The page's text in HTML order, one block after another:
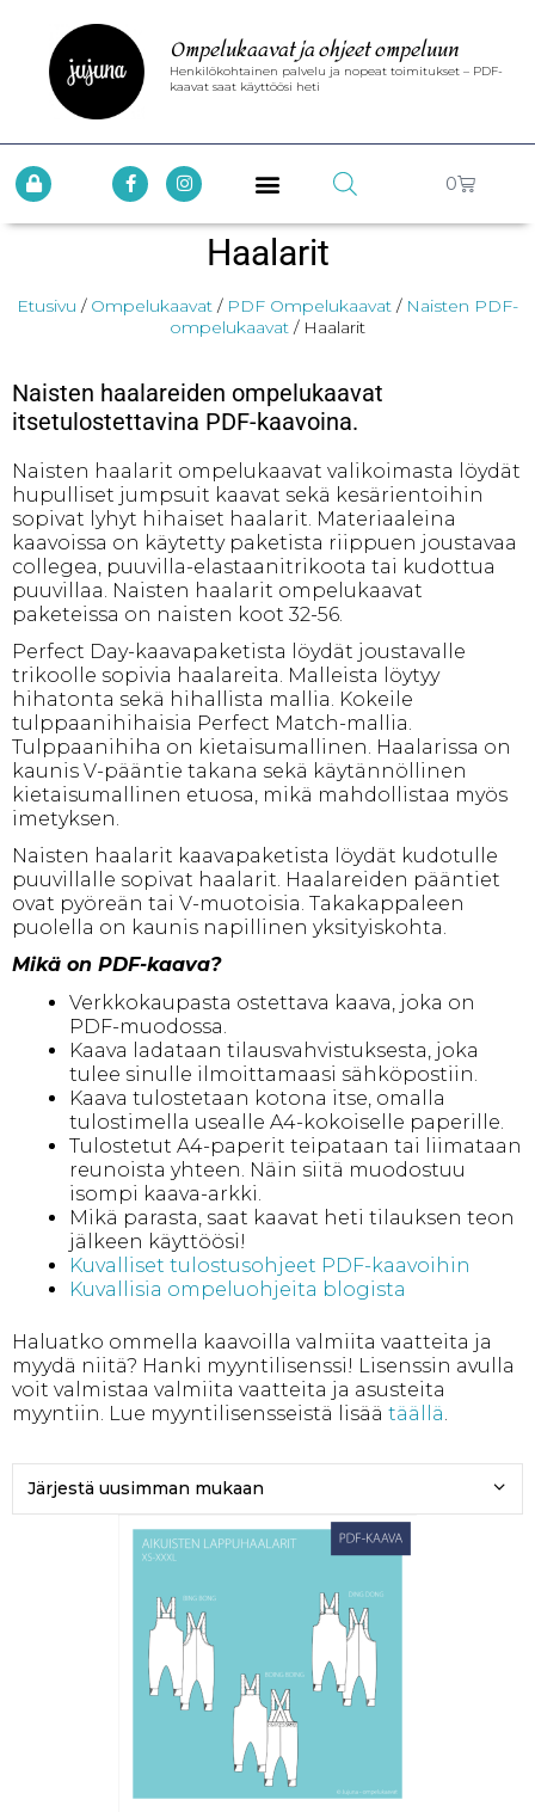
Ompelukaavat ja ohjeet ompeluun
Henkilökohtainen palvelu ja nopeat toimitukset – PDF-
kaavat saat käyttöösi heti
0
Haalarit
Etusivu / Ompelukaavat / PDF Ompelukaavat / Naisten PDF-
ompelukaavat / Haalarit
Naisten haalareiden ompelukaavat
itsetulostettavina PDF-kaavoina.
Naisten haalarit ompelukaavat valikoimasta löydät
hupulliset jumpsuit kaavat sekä kesärientoihin
sopivat lyhyt hihaiset haalarit. Materiaaleina
kaavoissa on käytetty paketista riippuen joustavaa
collegea, puuvilla-elastaanitrikoota tai kudottua
puuvillaa. Naisten haalarit ompelukaavat
paketeissa on naisten koot 32-56.
Perfect Day-kaavapaketista löydät joustavalle
trikoolle sopivia haalareita. Malleista löytyy
hihatonta sekä hihallista mallia. Kokeile
tulppaanihihaisia Perfect Match-mallia.
Tulppaanihiha on kietaisumallinen. Haalarissa on
kaunis V-pääntie takana sekä käytännöllinen
kietaisumallinen etuosa, mikä mahdollistaa myös
imetyksen.
Naisten haalarit kaavapaketista löydät kudotulle
puuvillalle sopivat haalarit. Haalareiden pääntiet
ovat pyöreän tai V-muotoisia. Takakappaleen
puolella on kaunis napillinen yksityiskohta.
Mikä on PDF-kaava?
Verkkokaupasta ostettava kaava, joka on
PDF-muodossa.
Kaava ladataan tilausvahvistuksesta, joka
tulee sinulle ilmoittamaasi sähköpostiin.
Kaava tulostetaan kotona itse, omalla
tulostimella usealle A4-kokoiselle paperille.
Tulostetut A4-paperit teipataan tai liimataan
reunoista yhteen. Näin siitä muodostuu
isompi kaava-arkki.
Mikä parasta, saat kaavat heti tilauksen teon
jälkeen käyttöösi!
Kuvalliset tulostusohjeet PDF-kaavoihin
Kuvallisia ompeluohjeita blogista
Haluatko ommella kaavoilla valmiita vaatteita ja
myydä niitä? Hanki myyntilisenssi! Lisenssin avulla
voit valmistaa valmiita vaatteita ja asusteita
myyntiin. Lue myyntilisensseistä lisää täällä